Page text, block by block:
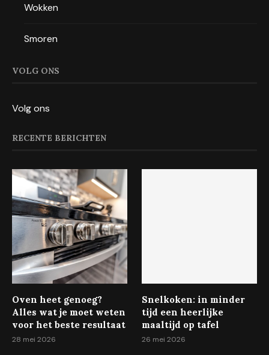
Wokken
Smoren
VOLG ONS
Volg ons
RECENTE BERICHTEN
Oven heet genoeg?
Alles wat je moet weten
voor het beste resultaat
28 mei 2026
Snelkoken: in minder
tijd een heerlijke
maaltijd op tafel
26 mei 2026